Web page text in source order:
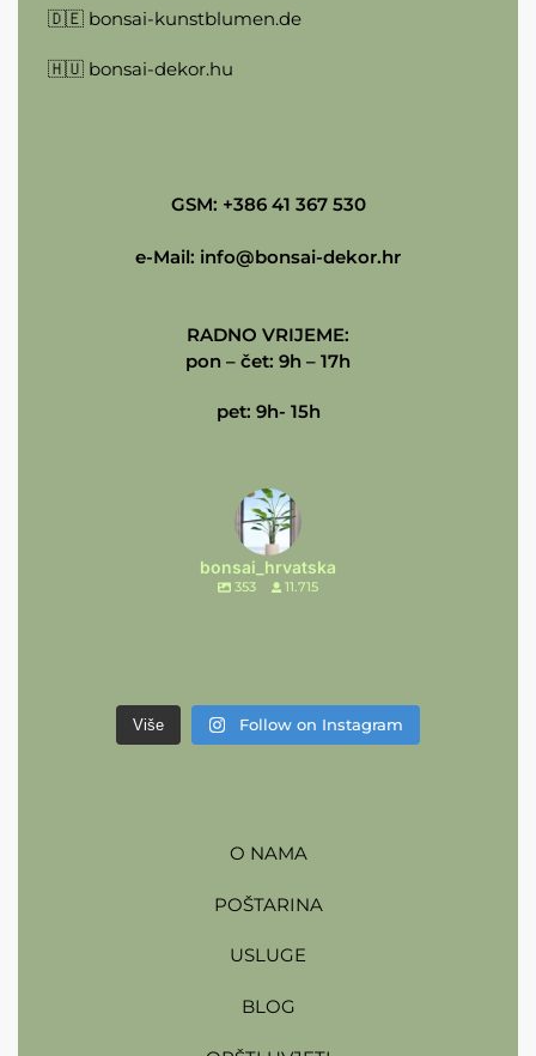
🇩🇪 bonsai-kunstblumen.de
🇭🇺 bonsai-dekor.hu
GSM: +386 41 367 530
e-Mail: info@bonsai-dekor.hr
RADNO VRIJEME:
pon – čet: 9h – 17h
pet: 9h- 15h
bonsai_hrvatska
353 11.715
Više Follow on Instagram
O NAMA
POŠTARINA
USLUGE
BLOG